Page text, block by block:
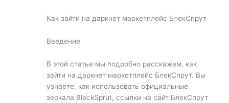
Как зайти на даркнет маркетплейс БлекСпрут
Введение
В этой статье мы подробно расскажем, как
зайти на даркнет маркетплейс БлекСпрут. Вы
узнаете, как использовать официальные
зеркала BlackSprut, ссылки на сайт БлекСпрут